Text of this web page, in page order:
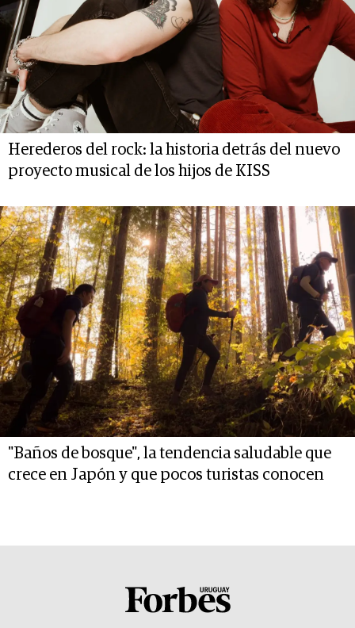
Herederos del rock: la historia detrás del nuevo
proyecto musical de los hijos de KISS
"Baños de bosque", la tendencia saludable que
crece en Japón y que pocos turistas conocen